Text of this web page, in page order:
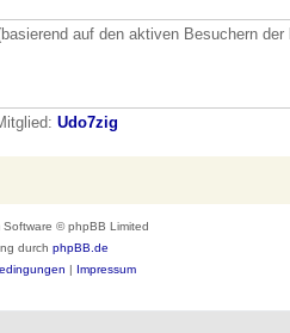
auf den aktiven Besuchern
Udo7zig
Software © phpBB Limited
durch phpBB.de
| Impressum